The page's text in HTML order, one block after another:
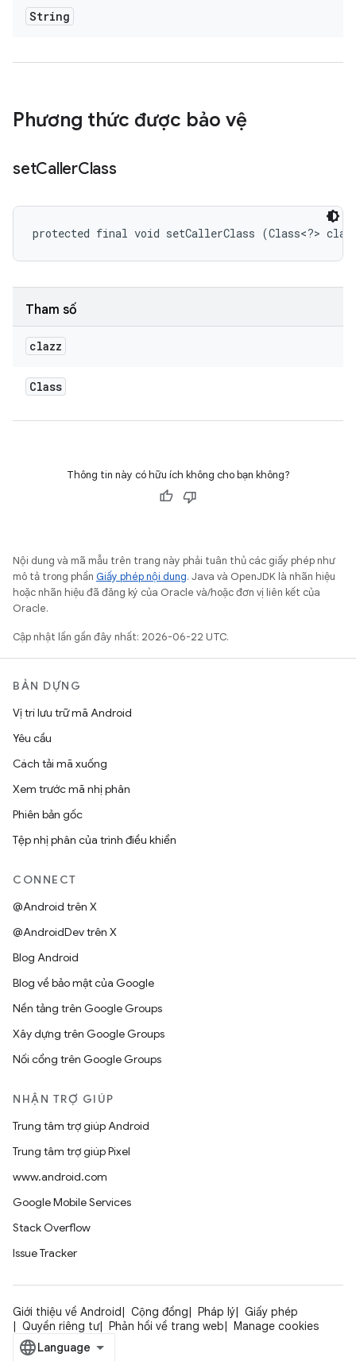
String
Phương thức được bảo vệ
setCallerClass
protected final void setCallerClass (Class<?>
Tham số
clazz
Class
Thông tin này có hữu ích không cho bạn không?
Nội dung và mã mẫu trên trang này phải tuân thủ các giấy phép như
mô tả trong phần Giấy phép nội dung. Java và OpenJDK là nhãn hiệu
hoặc nhãn hiệu đã đăng ký của Oracle và/hoặc đơn vị liên kết của
Oracle.
Cập nhật lần gần đây nhất: 2026-06-22 UTC.
BẢN DỰNG
Vị trí lưu trữ mã Android
Yêu cầu
Cách tải mã xuống
Xem trước mã nhị phân
Phiên bản gốc
Tệp nhị phân của trình điều khiển
CONNECT
@Android trên X
@AndroidDev trên X
Blog Android
Blog về bảo mật của Google
Nền tảng trên Google Groups
Xây dựng trên Google Groups
Nối cổng trên Google Groups
NHẬN TRỢ GIÚP
Trung tâm trợ giúp Android
Trung tâm trợ giúp Pixel
www.android.com
Google Mobile Services
Stack Overflow
Issue Tracker
Giới thiệu về Android Cộng đồng Pháp lý
Giấy phép
Quyền riêng tư
Phản hồi về trang web Manage cookies